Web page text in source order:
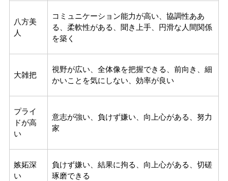
八方美
人
コミュニケーション能力が高い、協調性ああ
る、柔軟性がある、聞き上手、円滑な人間関係
を築く
大雑把
視野が広い、全体像を把握できる、前向き、細
かいことを気にしない、効率が良い
プライ
ドが高
い
意志が強い、負けず嫌い、向上心がある、努力
家
嫉妬深
い
負けず嫌い、結果に拘る、向上心がある、切磋
琢磨できる